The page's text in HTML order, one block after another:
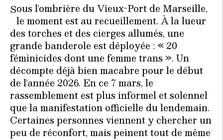
Sous l’ombrière du Vieux-Port de Marseille,
le moment est au recueillement. À la lueur
des torches et des cierges allumés, une
grande banderole est déployée : « 20
féminicides dont une femme trans ». Un
décompte déjà bien macabre pour le début
de l’année 2026. En ce 7 mars, le
rassemblement est plus informel et solennel
que la manifestation officielle du lendemain.
Certaines personnes viennent y chercher un
peu de réconfort, mais peinent tout de même